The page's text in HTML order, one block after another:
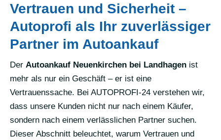
Vertrauen und Sicherheit –
Autoprofi als Ihr zuverlässiger
Partner im Autoankauf
Der Autoankauf Neuenkirchen bei Landhagen ist
mehr als nur ein Geschäft – er ist eine
Vertrauenssache. Bei AUTOPROFI-24 verstehen wir,
dass unsere Kunden nicht nur nach einem Käufer,
sondern nach einem verlässlichen Partner suchen.
Dieser Abschnitt beleuchtet, warum Vertrauen und